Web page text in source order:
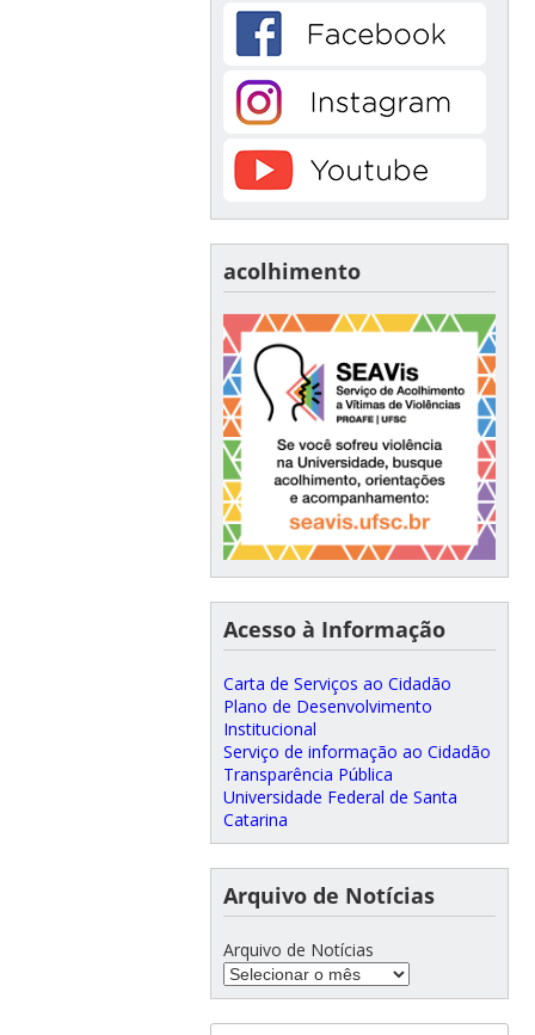
acolhimento
Acesso à Informação
Carta de Serviços ao Cidadão
Plano de Desenvolvimento
Institucional
Serviço de informação ao Cidadão
Transparência Pública
Universidade Federal de Santa
Catarina
Arquivo de Notícias
Arquivo de Notícias